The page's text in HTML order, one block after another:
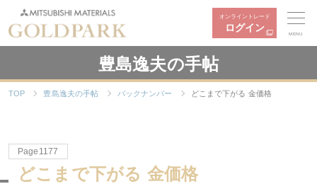
オンライントレード
ログイン
MENU
豊島逸夫の手帖
TOP 豊島逸夫の手帖 バックナンバー どこまで下がる 金価格
Page1177
どこまで下がる 金価格